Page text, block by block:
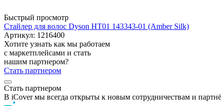
Быстрый просмотр
Стайлер для волос Dyson HT01 143343-01 (Amber Silk)
Артикул: 1216400
Хотите узнать как мы работаем
с маркетплейсами и стать
нашим партнером?
Стать партнером
Стать партнером
В iCover мы всегда открыты к новым сотрудничествам и